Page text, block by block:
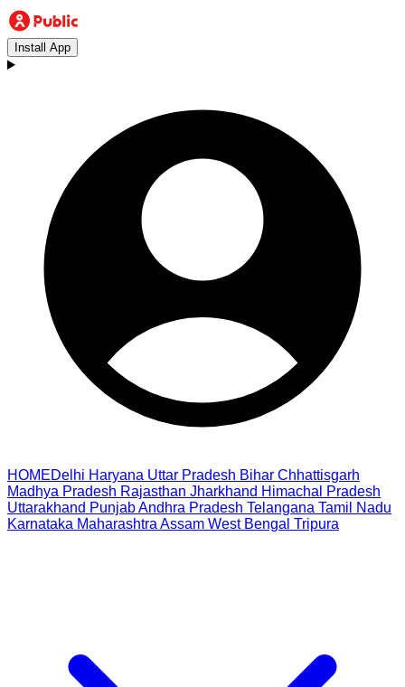
Install App
HOMEDelhi Haryana Uttar Pradesh Bihar Chhattisgarh
Madhya Pradesh Rajasthan Jharkhand Himachal Pradesh
Uttarakhand PunjabAndhra Pradesh Telangana Tamil Nadu
Karnataka Maharashtra Assam West Bengal Tripura